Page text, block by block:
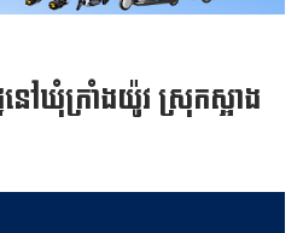
នៅឃុំក្រាំងយ៉ូវ ស្រុកស្អាង